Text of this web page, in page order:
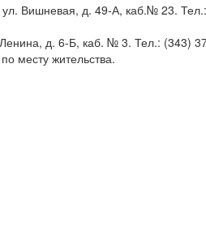
ул. Вишневая, д.49-А, каб.№ 23.
Ленина, д.6-Б, каб. № 3. Тел.: (343)
месту жительства.